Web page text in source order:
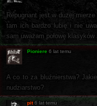
Repugnant jest w dużej
tam ich bardzo lubię i nie
sam uważam połowę
Pioniere 6 lat temu
A co to za bluźnierstwa?
nudziarstwo?
pit 6 lat temu